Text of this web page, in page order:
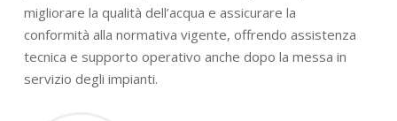
migliorare la qualità dell’acqua e assicurare la
conformità alla normativa vigente, offrendo assistenza
tecnica e supporto operativo anche dopo la messa in
servizio degli impianti.